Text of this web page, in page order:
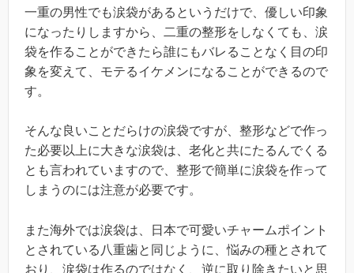
一重の男性でも涙袋があるというだけで、優しい印象
になったりしますから、二重の整形をしなくても、涙
袋を作ることができたら誰にもバレることなく目の印
象を変えて、モテるイケメンになることができるので
す。
そんな良いことだらけの涙袋ですが、整形などで作っ
た必要以上に大きな涙袋は、老化と共にたるんでくる
とも言われていますので、整形で簡単に涙袋を作って
しまうのには注意が必要です。
また海外では涙袋は、日本で可愛いチャームポイント
とされている八重歯と同じように、悩みの種とされて
おり、涙袋は作るのではなく、逆に取り除きたいと思